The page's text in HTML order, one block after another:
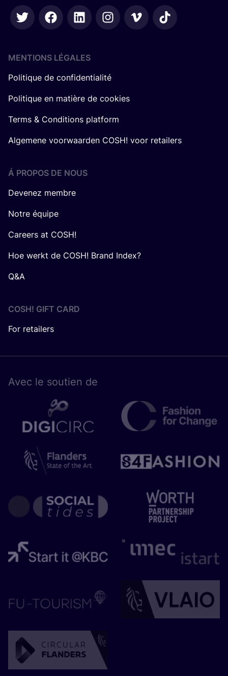
MENTIONS LÉGALES
Politique de confidentialité
Politique en matière de cookies
Terms & Conditions platform
Algemene voorwaarden COSH! voor retailers
Á PROPOS DE NOUS
Devenez membre
Notre équipe
Careers at COSH!
Hoe werkt de COSH! Brand Index?
Q&A
COSH! GIFT CARD
For retailers
Avec le sou­tien de